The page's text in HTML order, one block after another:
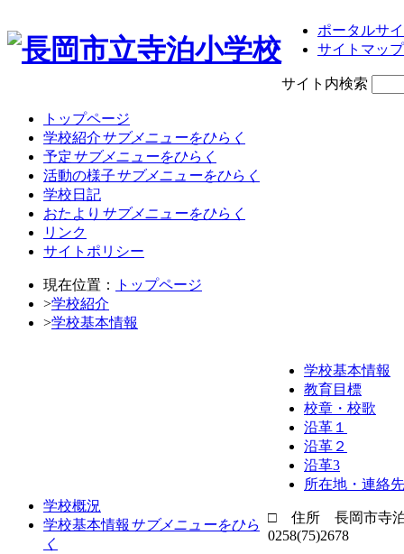
ポータルサ
サイトマップ
サイト内検索
トップページ
学校紹介サブメニューをひらく
予定サブメニューをひらく
活動の様子サブメニューをひらく
学校日記
おたより サブメニューをひらく
リンク
サイトポリシー
現在位置：
トップページ
>学校紹介
>学校基本情報
学校概況
学校基本情報 サブメニューをひら
く
学校基本情報
教育目標
校章・校歌
沿革１
沿革２
沿革3
所在地・連絡先
□ 住所 長岡市寺
0258(75)2678